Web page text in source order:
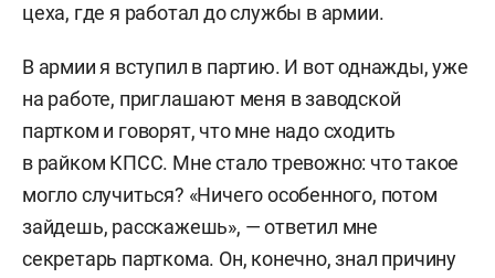
цеха, где я работал до службы в армии.
В армии я вступил в партию. И вот однажды, уже
на работе, приглашают меня в заводской
партком и говорят, что мне надо сходить
в райком КПСС. Мне стало тревожно: что такое
могло случиться? «Ничего особенного, потом
зайдешь, расскажешь», — ответил мне
секретарь парткома. Он, конечно, знал причину